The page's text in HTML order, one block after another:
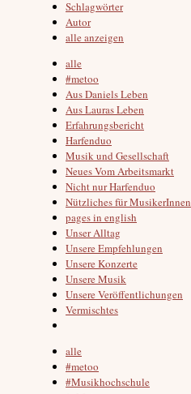
Schlagwörter
Autor
alle anzeigen
alle
#metoo
Aus Daniels Leben
Aus Lauras Leben
Erfahrungsbericht
Harfenduo
Musik und Gesellschaft
Neues Vom Arbeitsmarkt
Nicht nur Harfenduo
Nützliches für MusikerInnen
pages in english
Unser Alltag
Unsere Empfehlungen
Unsere Konzerte
Unsere Musik
Unsere Veröffentlichungen
Vermischtes
alle
#metoo
#Musikhochschule